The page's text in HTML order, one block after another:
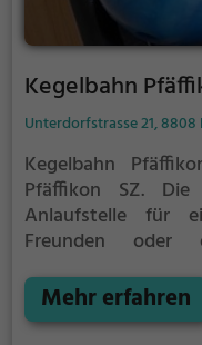
Kegelbahn
Unterdorfstrasse 21,
Kegelbahn
Pfäffikon SZ.
Anlaufstelle für
Freunden oder
kalten Tagen eine
sportliche
Mehr erfahren